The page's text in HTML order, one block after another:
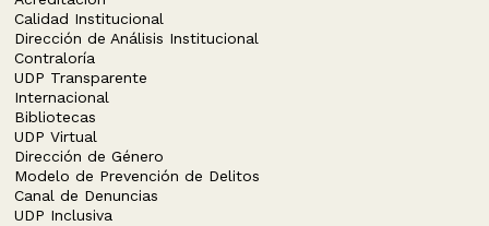
Calidad Institucional
Dirección de Análisis Institucional
Contraloría
UDP Transparente
Internacional
Bibliotecas
UDP Virtual
Dirección de Género
Modelo de Prevención de Delitos
Canal de Denuncias
UDP Inclusiva